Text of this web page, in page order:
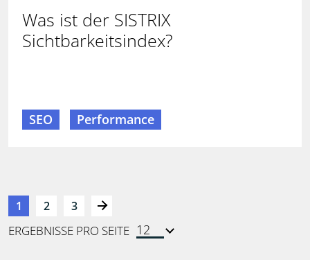
Was ist der SISTRIX
Sichtbarkeitsindex?
SEO Performance
1 2 3
ERGEBNISSE PRO SEITE